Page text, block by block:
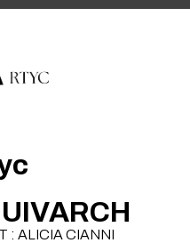
: ALICIA CIANNI